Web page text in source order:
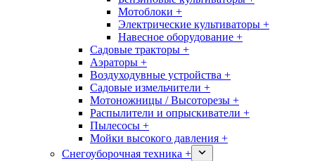
Мотоблоки +
Электрические культиваторы +
Навесное оборудование +
Садовые тракторы +
Аэраторы +
Воздуходувные устройства +
Садовые измельчители +
Мотоножницы / Высоторезы +
Распылители и опрыскиватели +
Пылесосы +
Мойки высокого давления +
Снегоуборочная техника +